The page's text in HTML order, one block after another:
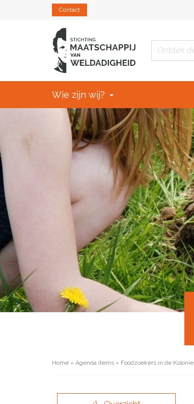
Contact
Wie zijn wij?
Home » Agenda items » Foodzoekers in de Kolonie